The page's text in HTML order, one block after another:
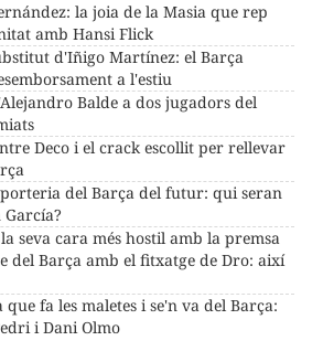
la joia de la Masia que rep
amb Hansi Flick
d'Iñigo Martínez: el Barça
a l'estiu
Balde a dos jugadors del
Deco i el crack escollit per rellevar
del Barça del futur: qui seran
García?
seva cara més hostil amb la premsa
del Barça amb el fitxatge de Dro: així
fa les maletes i se'n va del Barça:
i Dani Olmo